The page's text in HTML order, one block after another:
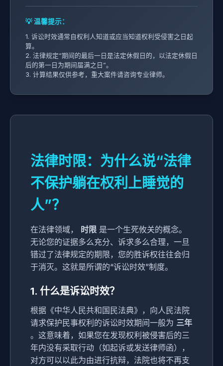
💡 温馨提示：
1. 诉讼时效通常自权利人知道或应当知道权利受侵害之日起
算。
2. 法律规定“期间的最后一日是法定休假日的，以法定休假日
后的第一日为期间届满之日”。
3. 计算结果仅供参考，重大案件请咨询专业律师。
法律时限：为什么说“法律
不保护躺在权利上睡觉的
人”？
在法律领域， 时限 是一个生死攸关的概念。
无论您的证据多么充分、诉求多么合理，一旦
错过了法律规定的期限，您的胜诉权往往会归
于消灭。这就是所谓的“诉讼时效”制度。
1. 什么是诉讼时效？
根据《中华人民共和国民法典》，向人民法院
请求保护民事权利的诉讼时效期间一般为 三年
。这意味着，如果您在发现权利被侵害后的三
年内没有采取行动（如起诉或发送律师函），
对方可以以此为由进行抗辩，法院也将不再支